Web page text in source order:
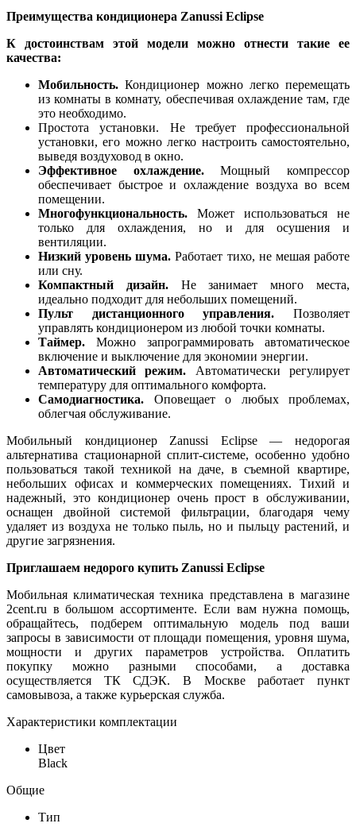
Преимущества кондиционера Zanussi Eclipse
К достоинствам этой модели можно отнести такие ее
качества:
Мобильность. Кондиционер можно легко перемещать
из комнаты в комнату, обеспечивая охлаждение там, где
это необходимо.
Простота установки. Не требует профессиональной
установки, его можно легко настроить самостоятельно,
выведя воздуховод в окно.
Эффективное охлаждение.Мощный компрессор
обеспечивает быстрое и охлаждение воздуха во всем
помещении.
Многофункциональность. Может использоваться не
только для охлаждения, но и для осушения и
вентиляции.
Низкий уровень шума. Работает тихо, не мешая работе
или сну.
Компактный дизайн. Не занимает много места,
идеально подходит для небольших помещений.
Пульт дистанционного управления. Позволяет
управлять кондиционером из любой точки комнаты.
Таймер. Можно запрограммировать автоматическое
включение и выключение для экономии энергии.
Автоматический режим. Автоматически регулирует
температуру для оптимального комфорта.
Самодиагностика. Оповещает о любых проблемах,
облегчая обслуживание.
Мобильный кондиционер Zanussi Eclipse — недорогая
альтернатива стационарной сплит-системе, особенно удобно
пользоваться такой техникой на даче, в съемной квартире,
небольших офисах и коммерческих помещениях. Тихий и
надежный, это кондиционер очень прост в обслуживании,
оснащен двойной системой фильтрации, благодаря чему
удаляет из воздуха не только пыль, но и пыльцу растений, и
другие загрязнения.
Приглашаем недорого купить Zanussi Eclipse
Мобильная климатическая техника представлена в магазине
2cent.ru в большом ассортименте. Если вам нужна помощь,
обращайтесь, подберем оптимальную модель под ваши
запросы в зависимости от площади помещения, уровня шума,
мощности и других параметров устройства. Оплатить
покупку можно разными способами, а доставка
осуществляется ТК СДЭК. В Москве работает пункт
самовывоза, а также курьерская служба.
Характеристики комплектации
Цвет
Black
Общие
Тип